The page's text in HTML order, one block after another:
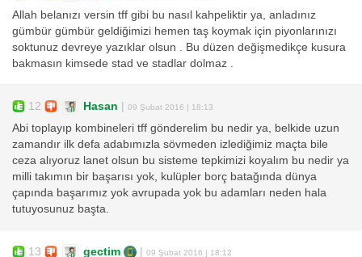
Allah belanızı versin tff gibi bu nasıl kahpeliktir ya, anladınız
gümbür gümbür geldiğimizi hemen taş koymak için piyonlarınızı
soktunuz devreye yazıklar olsun . Bu düzen değişmedikçe kusura
bakmasın kimsede stad ve stadlar dolmaz .
12 Hasan 09 Şubat 2016 | 18:13
Abi toplayıp kombineleri tff gönderelim bu nedir ya, belkide uzun
zamandır ilk defa adabımızla sövmeden izlediğimiz maçta bile
ceza alıyoruz lanet olsun bu sisteme tepkimizi koyalım bu nedir ya
milli takımın bir başarısı yok, kulüpler borç batağında dünya
çapında başarımız yok avrupada yok bu adamları neden hala
tutuyosunuz başta.
13 gectim 09 Şubat 2016 | 18:12